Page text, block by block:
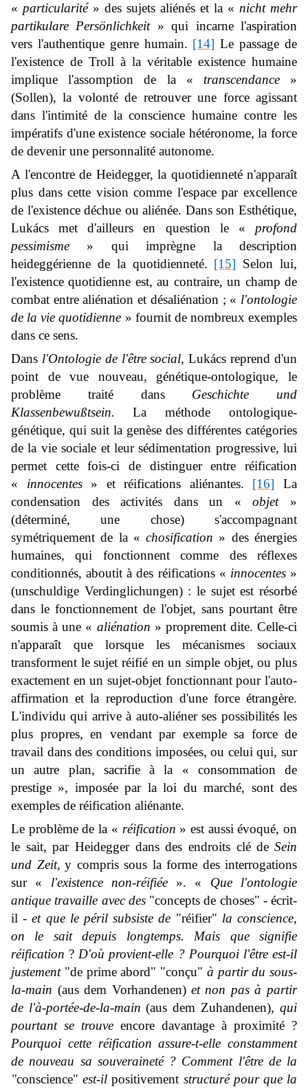
« particularité » des sujets aliénés et la « nicht mehr
partikulare Persönlichkeit» qui incarne l'aspiration
vers l'authentique genre humain. [14] Le passage de
l'existence de Troll à la véritable existence humaine
implique l'assomption de la « transcendance»
(Sollen), la volonté de retrouver une force agissant
dans l'intimité de la conscience humaine contre les
impératifs d'une existence sociale hétéronome, la force
de devenir une personnalité autonome.
A l'encontre de Heidegger, la quotidienneté n'apparaît
plus dans cette vision comme l'espace par excellence
de l'existence déchue ou aliénée. Dans son Esthétique,
Lukács met d'ailleurs en question le « profond
pessimisme » qui imprègne la description
heideggérienne de la quotidienneté. [15] Selon lui,
l'existence quotidienne est, au contraire, un champ de
combat entre aliénation et désaliénation ; « l'ontologie
de la vie quotidienne » fournit de nombreux exemples
dans ce sens.
Dans l'Ontologie de l'être social, Lukács reprend d'un
point de vue nouveau, génétique-ontologique, le
problème traité dans
Geschichte und
Klassenbewußtsein.
La méthode ontologique-
génétique, qui suit la genèse des différentes catégories
de la vie sociale et leur sédimentation progressive, lui
permet cette fois-ci de distinguer entre réification
« innocentes» et réifications aliénantes. [16]
La
condensation des activités dans un «objet»
(déterminé, une chose) s'accompagnant
symétriquement de la «chosification » des énergies
humaines, qui fonctionnent comme des réflexes
conditionnés, aboutit à des réifications « innocentes»
(unschuldige Verdinglichungen) : le sujet est résorbé
dans le fonctionnement de l'objet, sans pourtant être
soumis à une « aliénation » proprement dite. Celle-ci
n'apparaît que lorsque les mécanismes sociaux
transforment le sujet réifié en un simple objet, ou plus
exactement en un sujet-objet fonctionnant pour l'auto-
affirmation et la reproduction d'une force étrangère.
L'individu qui arrive à auto-aliéner ses possibilités les
plus propres, en vendant par exemple sa force de
travail dans des conditions imposées, ou celui qui, sur
un autre plan, sacrifie à la « consommation de
prestige », imposée par la loi du marché, sont des
exemples de réification aliénante.
Le problème de la « réification » est aussi évoqué, on
le sait, par Heidegger dans des endroits clé de Sein
und Zeit, y compris sous la forme des interrogations
sur « l'existence non-réifiée». « Que l'ontologie
antique travaille avec des"concepts de choses" - écrit-
il -et que le péril subsiste de "réifier" la conscience,
on le sait depuis longtemps. Mais que signifie
réification ?D'où provient-elle ? Pourquoi l'être est-il
justement"de prime abord" "conçu" à partir du sous-
la-main (aus dem Vorhandenen) et non pas à partir
de l'à-portée-de-la-main (aus dem Zuhandenen), qui
pourtant se trouve encore davantage à proximité ?
Pourquoi cette réification assure-t-elle constamment
de nouveau sa souveraineté ? Comment l'être de la
"conscience"est-il positivement structuré pour que la